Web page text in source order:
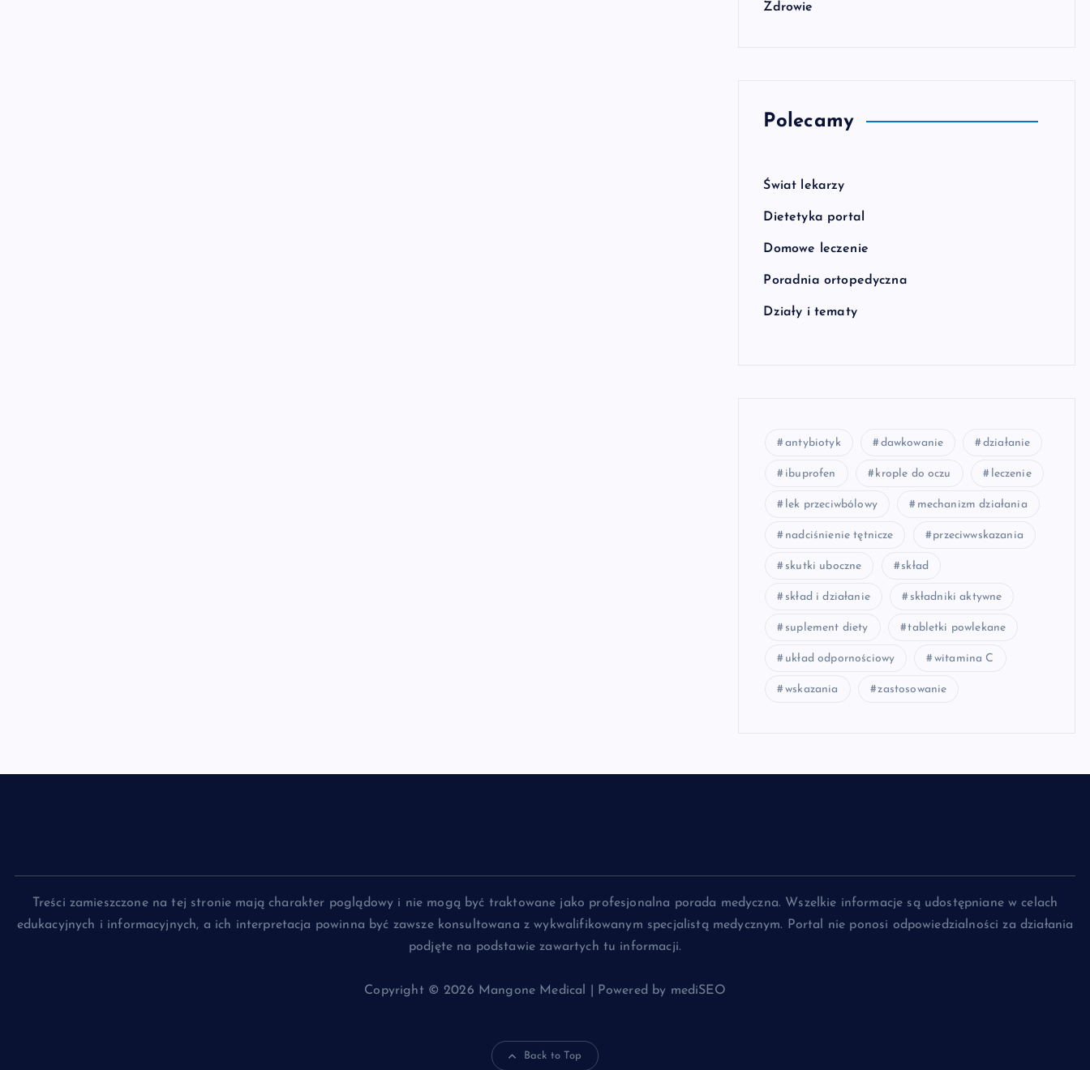
Zdrowie
Polecamy
Świat lekarzy
Dietetyka portal
Domowe leczenie
Poradnia ortopedyczna
Działy i tematy
antybiotyk dawkowanie działanie
ibuprofen krople do oczu leczenie
lek przeciwbólowy mechanizm działania
nadciśnienie tętnicze przeciwwskazania
skutki uboczne skład
skład i działanie składniki aktywne
suplement diety tabletki powlekane
układ odpornościowy witamina C
wskazania zastosowanie
Treści zamieszczone na tej stronie mają charakter poglądowy i nie mogą być traktowane jako profesjonalna porada medyczna. Wszelkie informacje są udostępniane w celach
edukacyjnych i informacyjnych, a ich interpretacja powinna być zawsze konsultowana z wykwalifikowanym specjalistą medycznym. Portal nie ponosi odpowiedzialności za działania
podjęte na podstawie zawartych tu informacji.
Copyright © 2026 Mangone Medical | Powered by mediSEO
Back to Top